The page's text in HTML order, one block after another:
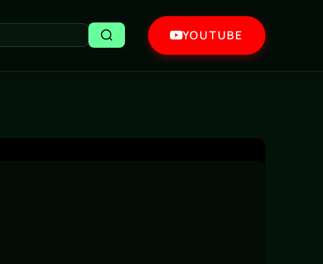
YOUTUBE